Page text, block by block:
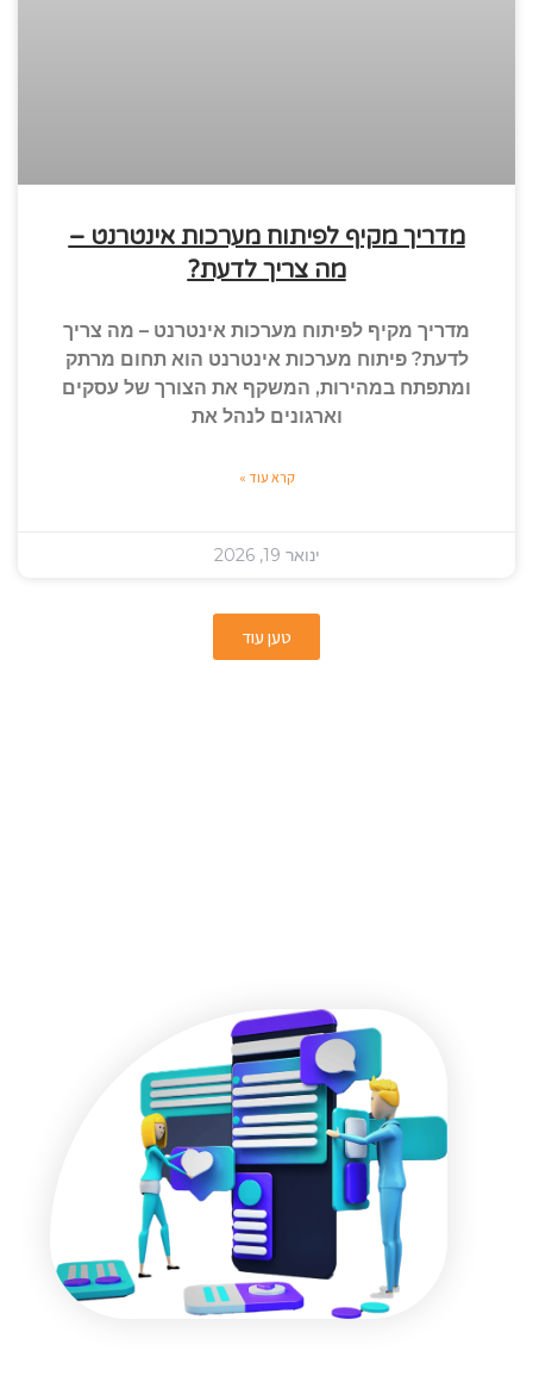
מדריך מקיף לפיתוח מערכות אינטרנט –
מה צריך לדעת?
מדריך מקיף לפיתוח מערכות אינטרנט – מה צריך
לדעת? פיתוח מערכות אינטרנט הוא תחום מרתק
ומתפתח במהירות, המשקף את הצורך של עסקים
וארגונים לנהל את
קרא עוד »
ינואר 19, 2026
טען עוד